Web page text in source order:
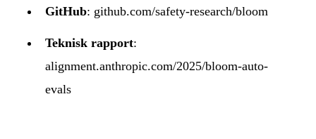
GitHub: github.com/safety-research/bloom
Teknisk rapport:
alignment.anthropic.com/2025/bloom-auto-
evals